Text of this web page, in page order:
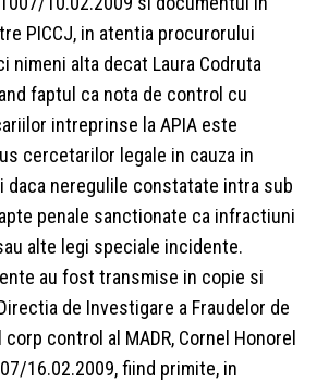
PICCJ, in atentia procurorului
nimeni alta decat Laura Codruta
faptul ca nota de control cu
intreprinse la APIA este
cercetarilor legale in cauza in
daca neregulile constatate intra sub
penale sanctionate ca infractiuni
alte legi speciale incidente.
au fost transmise in copie si
de Investigare a Fraudelor de
control al MADR, Cornel Honorel
16.02.2009, fiind primite, in